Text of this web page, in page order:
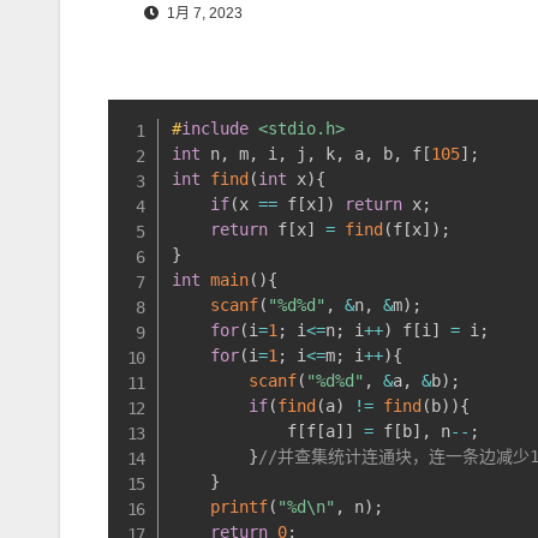
1月 7, 2023
#include <stdio.h>
int n, m, i, j , k, a, b, f [105] ;
int
find (int x){
if(x == f [x] ) return x;
return f [x] = find (f [x] ) ;
}
int main( ){
scanf( "%d%d" , &n, &m) ;
for(i=1; i<=n; i++) f [i] = i;
for(i=1; i<=m; i++){
scanf( "%d%d" , &a, &b) ;
if(find (a) != find ( b) ){
            f
[f [a] ] = f [ b] , n-- ;
}//并查集统计连通块，连一条边减
}
printf( "%d\n" , n) ;
return 0;